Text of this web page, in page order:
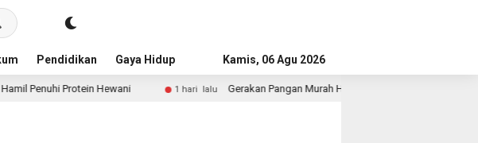
Pendidikan Gaya Hidup AdvertorialKamis, 06 Agu 2026
Hewani 1 hari lalu Gerakan Pangan Murah HUT RI Digelar di Enam Kecamatan Kota